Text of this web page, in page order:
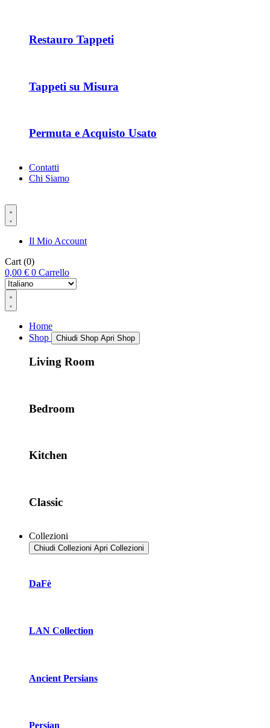
Restauro Tappeti
Tappeti su Misura
Permuta e Acquisto Usato
Contatti
Chi Siamo
Il Mio Account
Cart (0)
0,00 € 0 Carrello
Home
Shop
Chiudi Shop Apri Shop
Living Room
Bedroom
Kitchen
Classic
Collezioni
Chiudi Collezioni Apri Collezioni
DaFè
LAN Collection
Ancient Persians
Persian